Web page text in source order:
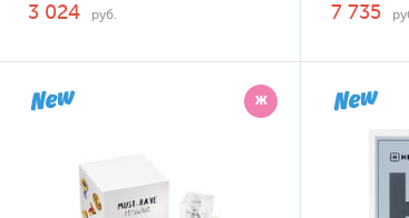
3 024 руб. 7 735
Ж